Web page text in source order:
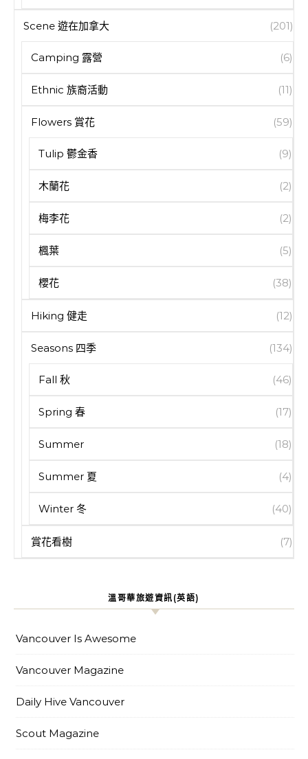
Scene 遊在加拿大 (201)
Camping 露營 (6)
Ethnic 族裔活動 (11)
Flowers 賞花 (59)
Tulip 鬱金香 (9)
木蘭花 (2)
梅李花 (2)
楓葉 (5)
櫻花 (38)
Hiking 健走 (12)
Seasons 四季 (134)
Fall 秋 (46)
Spring 春 (17)
Summer (18)
Summer 夏 (4)
Winter 冬 (40)
賞花看樹 (7)
溫哥華旅遊資訊(英語)
Vancouver Is Awesome
Vancouver Magazine
Daily Hive Vancouver
Scout Magazine